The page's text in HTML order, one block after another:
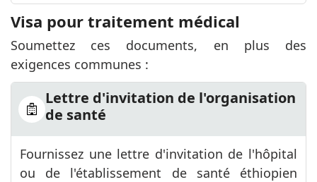
Visa pour traitement médical
Soumettez ces documents, en plus des
exigences communes :
Lettre d'invitation de l'organisation
de santé
Fournissez une lettre d'invitation de l'hôpital
ou de l'établissement de santé éthiopien